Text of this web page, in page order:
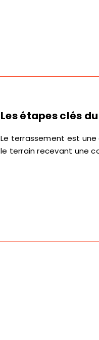
Les étapes clés
Le terrassement est
le terrain recevant une